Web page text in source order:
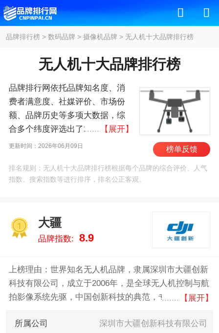
品牌排行榜> 数码品牌 > 摄像机品牌 > 无人机十大品牌排行榜
无人机十大品牌排行榜
品牌排行网依托品牌知名度、消
费者满意度、社媒评价、市场份
额、品牌历史等多项大数据，综
合多个纬度评选出了2026年无人
机十大品牌排行榜，其中前十名
翔/yuneec、SenseFly、英特
尔/Intel、道通智能/Autel
FreeFly 。我们致力于用最真实的
数据告诉您无人机什么牌子好，
【展开】
更新时间：2026年06月09日 榜单反馈
排名规则：无人机十大品牌排行榜根据每个品牌的综合评价、人气
指数、搜索指数等进行排序，排名公正客观。
大疆
品牌指数: 8.9
上榜理由：世界知名无人机品牌，隶属深圳市大疆创新
科技有限公司，成立于2006年，是全球无人机控制与航
拍影像系统先驱，中国创新科技的典范，专业提供无人
一站式服务商。
【展开】
所属公司 深圳市大疆创新科技有限公司